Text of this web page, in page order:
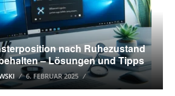
nach Ruhezustand
– Lösungen und Tipps
6. FEBRUAR 2025